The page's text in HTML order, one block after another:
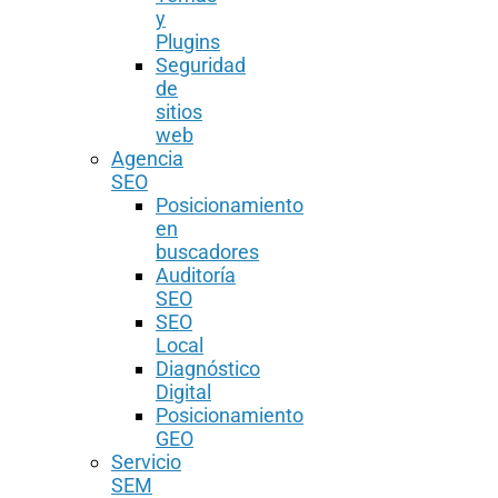
y
Plugins
Seguridad
de
sitios
web
Agencia
SEO
Posicionamiento
en
buscadores
Auditoría
SEO
SEO
Local
Diagnóstico
Digital
Posicionamiento
GEO
Servicio
SEM